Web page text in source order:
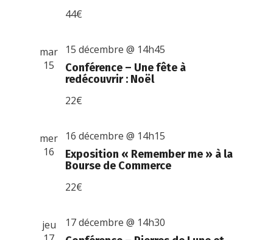
44€
mar
15
Conférence – Une fête à
redécouvrir : Noël
15 décembre @ 14h45
22€
mer
16
Exposition « Remember me » à la
Bourse de Commerce
16 décembre @ 14h15
22€
jeu
17 décembre @ 14h30